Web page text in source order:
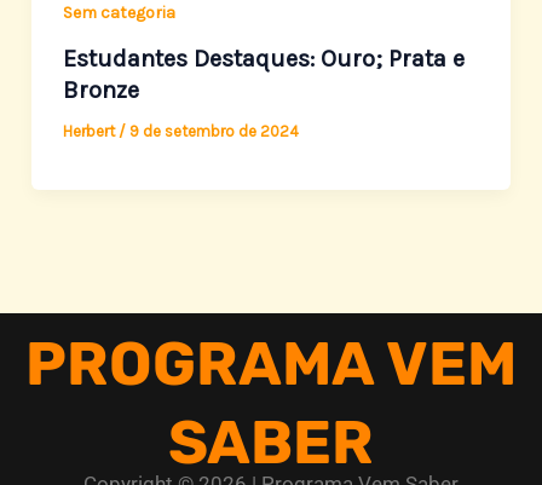
Sem categoria
Estudantes Destaques: Ouro; Prata e
Bronze
Herbert / 9 de setembro de 2024
PROGRAMA VEM
SABER